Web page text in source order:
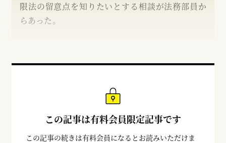
限法の留意点を知りたいとする相談が法務部員か
らあった。
この記事は有料会員限定記事です
この記事の続きは有料会員になるとお読みいただけま